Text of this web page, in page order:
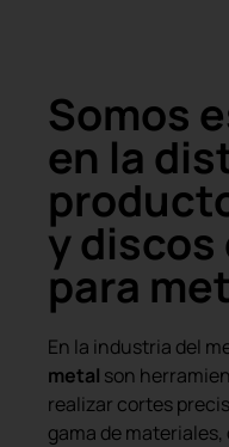
Somos
en la
y
para
En la industria del
metal son
realizar cortes
gama de